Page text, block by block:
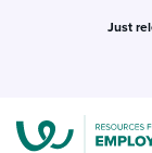
Just